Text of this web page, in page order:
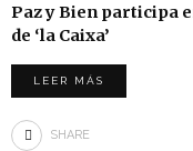
Paz y Bien participa
de ‘la Caixa’
LEER MÁS
SHARE